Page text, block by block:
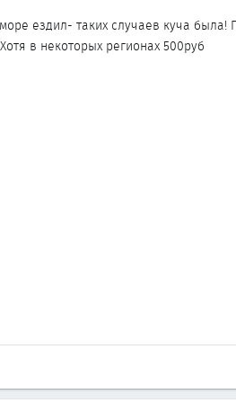
ездил- таких случаев куча
в некоторых регионах 500руб